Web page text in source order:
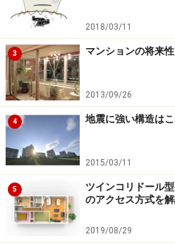
2018/03/11
3 マンションの将来
2013/09/26
4 地震に強い構造は
2015/03/11
5
ツインコリドール
のアクセス方式を
2019/08/29